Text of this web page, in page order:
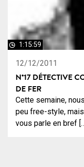
1:15:59
12/12/2011
N°17 DÉTECTIVE
DE FER
Cette semaine,
peu free-style, mais
vous parle en bref